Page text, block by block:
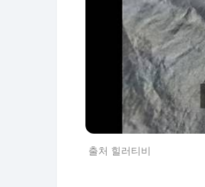
출처 힐러티비